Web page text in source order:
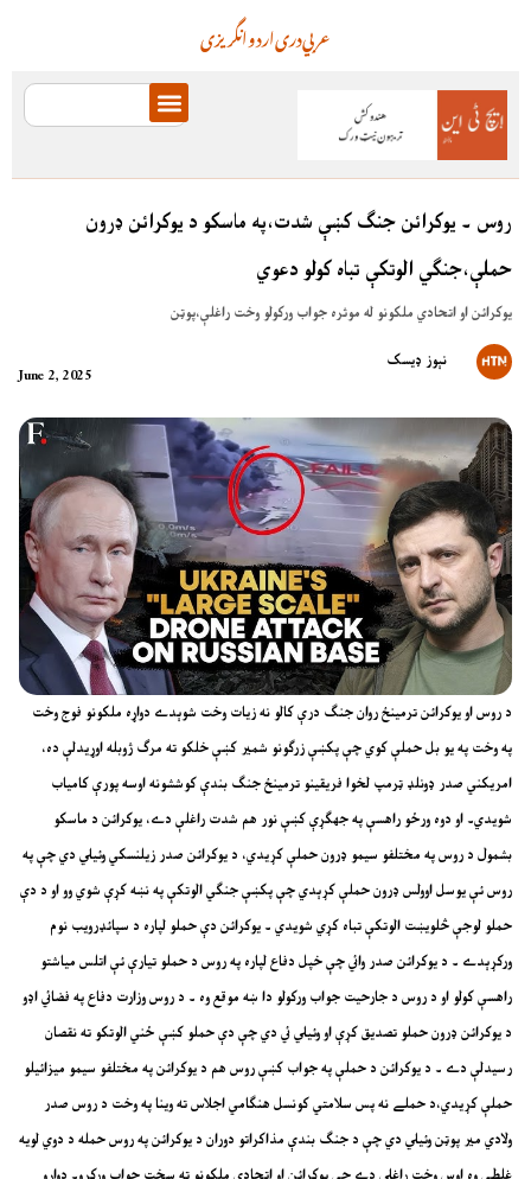
انگریزیاردودریعربي
روس ۔ يوکرائن جنګ کښې شدت،په ماسکو د يوکرائن ډرون
حملې،جنګي الوتکې تباه کولو دعوي
يوکرائن او اتحادي ملکونو له موثره جواب ورکولو وخت راغلې،پوټن
June 2, 2025
نېوز ډیسک
د روس او يوکرائن ترمينځ روان جنګ درې کالو نه زيات وخت شوېدے دواړه ملکونو فوج وخت
په وخت په يو بل حملې کوي چې پکښې زرګونو شمير کښې خلکو ته مرګ ژوبله اوړيدلې ده،
امريکني صدر ډونلډ ټرمپ لخوا فريقينو ترمينځ جنګ بندې کوششونه اوسه پورې کامياب
شويدي۔ او دوه ورځو راهسې په جهګړې کښې نور هم شدت راغلې دے، يوکرائن د ماسکو
بشمول د روس په مختلفو سيمو ډرون حملې کړيدي، د يوکرائن صدر زيلنسکي وئيلي دي چې په
روس ئې يوسل اوولس ډرون حملې کړېدي چې پکښې جنګي الوتکې په نښه کړې شوي وو او د دې
حملو لوجې څلويښت الوتکې تباه کړي شويدي ۔ يوکرائن دې حملو لپاره د سپائډرويب نوم
ورکړېدے ۔ د يوکرائن صدر وائي چې خپل دفاع لپاره په روس د حملو تيارې ئې اتلس مياشتو
راهسې کولو او د روس د جارحيت جواب ورکولو دا ښه موقع وه ۔ د روس وزارت دفاع په فضائي اډو
د يوکرائن ډرون حملو تصديق کړې او وئيلي ئي دي چې دې حملو کښې ځني الوتکو ته نقصان
رسيدلې دے ۔ د يوکرائن د حملې په جواب کښې روس هم د يوکرائن په مختلفو سيمو ميزائيلو
حملې کړيدي،د حملے نه پس سلامتي کونسل هنګامي اجلاس ته وينا په وخت د روس صدر
ولادي مير پوټن وئيلي دي چې د جنګ بندې مذاکراتو دوران د يوکرائن په روس حمله د دوي لويه